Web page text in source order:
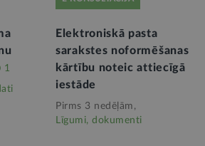
1
Elektroniskā pasta
sarakstes noformēšanas
kārtību noteic attiecīgā
iestāde
Pirms 3 nedēļām,
Līgumi, dokumenti